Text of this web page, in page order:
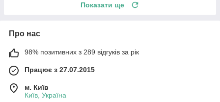
Показати ще
Про нас
98% позитивних з 289 відгуків за рік
Працює з 27.07.2015
м. Київ
Київ, Україна